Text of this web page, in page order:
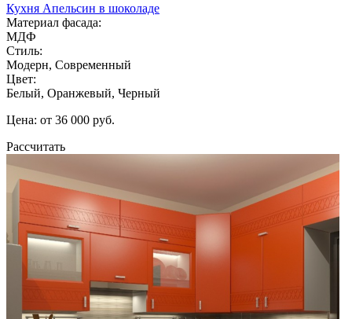
Кухня Апельсин в шоколаде
Материал фасада:
МДФ
Стиль:
Модерн, Современный
Цвет:
Белый, Оранжевый, Черный
Цена: от 36 000 руб.
Рассчитать